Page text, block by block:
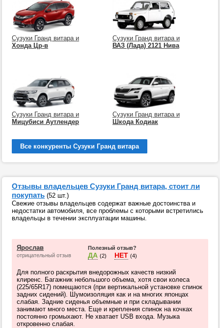
Сузуки Гранд витара и
Хонда Цр-в
Сузуки Гранд витара и
ВАЗ (Лада) 2121 Нива
Сузуки Гранд витара и
Мицубиси Аутлендер
Сузуки Гранд витара и
Шкода Кодиак
Все конкуренты Сузуки Гранд витара
Отзывы владельцев Сузуки Гранд витара, стоит ли
покупать (52 шт.)
Свежие отзывы владельцев содержат важные достоинства и
недостатки автомобиля, все проблемы с которыми встретились
владельцы в течении эксплуатации машины.
Ярослав
отрицательный отзыв
Полезный отзыв?
ДА (2) НЕТ (4)
Для полного раскрытия внедорожных качеств низкий
клиренс. Багажник небольшого объема, хотя свои колеса
(225/65R17) помещаются (при вертикальной установке спинок
задних сидений). Шумоизоляция как и на многих японцах
слабая. Задние сиденья объемные и при складывании
занимают много места. Еще и крепления спинок на кочках
постоянно громыхают. Не хватает USB входа. Музыка
откровенно слабая.